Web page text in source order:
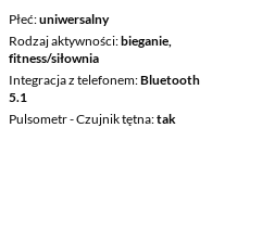
Płeć uniwersalny
Rodzaj aktywności bieganie,
fitness/siłownia
Integracja z telefonem Bluetooth
5.1
Pulsometr - Czujnik tętna tak